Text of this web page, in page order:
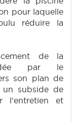
pour laquelle
réduire la
de la
par le
son plan de
un subside de
l'entretien et